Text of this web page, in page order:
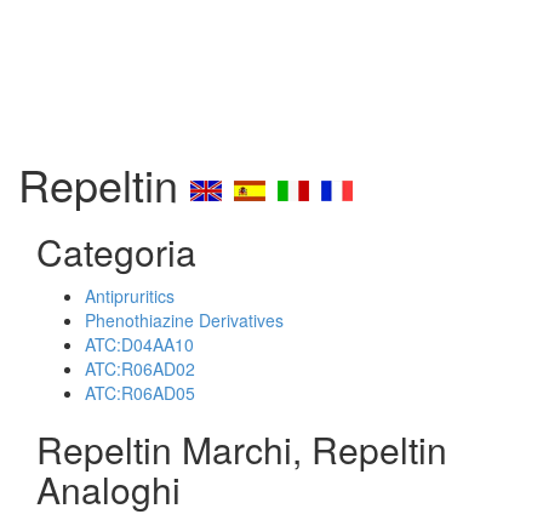
Repeltin
Categoria
Antipruritics
Phenothiazine Derivatives
ATC:D04AA10
ATC:R06AD02
ATC:R06AD05
Repeltin Marchi, Repeltin
Analoghi